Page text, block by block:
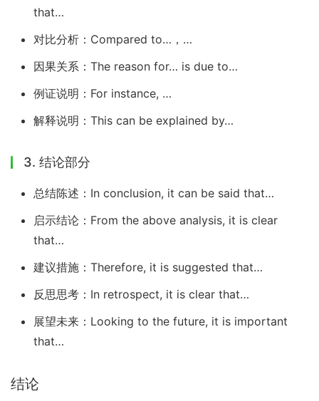
that…
对比分析：Compared to…，…
因果关系：The reason for… is due to…
例证说明：For instance, …
解释说明：This can be explained by…
3. 结论部分
总结陈述：In conclusion, it can be said that…
启示结论：From the above analysis, it is clear
that…
建议措施：Therefore, it is suggested that…
反思思考：In retrospect, it is clear that…
展望未来：Looking to the future, it is important
that…
结论